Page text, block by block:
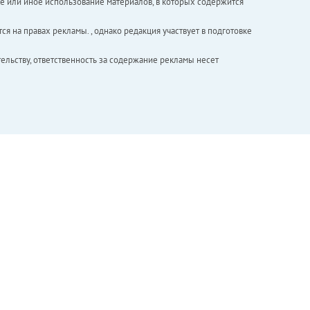
правах рекламы. , однако редакция участвует в подготовке
ответственность за содержание рекламы несет